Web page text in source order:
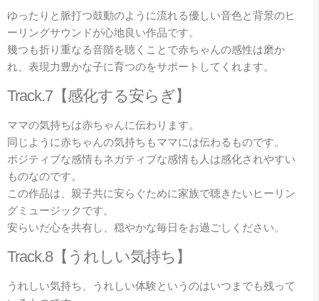
ゆったりと脈打つ鼓動のように流れる優しい音色と背景のヒ
ーリングサウンドが心地良い作品です。
幾つも折り重なる音階を聴くことで赤ちゃんの感性は磨か
れ、表現力豊かな子に育つのをサポートしてくれます。
Track.7【感化する安らぎ】
ママの気持ちは赤ちゃんに伝わります。
同じように赤ちゃんの気持ちもママには伝わるものです。
ポジティブな感情もネガティブな感情も人は感化されやすい
ものなのです。
この作品は、親子共に安らぐために家族で聴きたいヒーリン
グミュージックです。
安らいだ心を共有し、穏やかな毎日をお過ごしください。
Track.8【うれしい気持ち】
うれしい気持ち、うれしい体験というのはいつまでも残って